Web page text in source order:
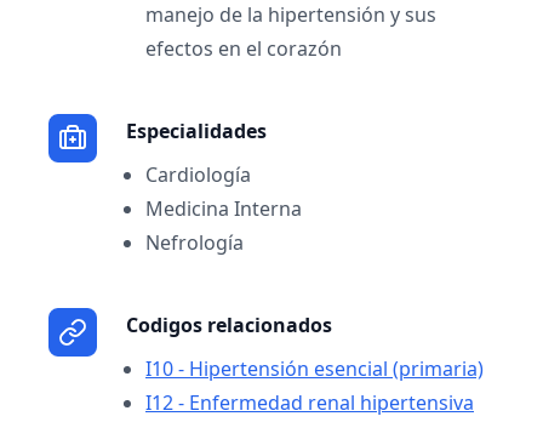
manejo de la hipertensión y sus
efectos en el corazón
Especialidades
Cardiología
Medicina Interna
Nefrología
Codigos relacionados
I10 - Hipertensión esencial (primaria)
I12 - Enfermedad renal hipertensiva